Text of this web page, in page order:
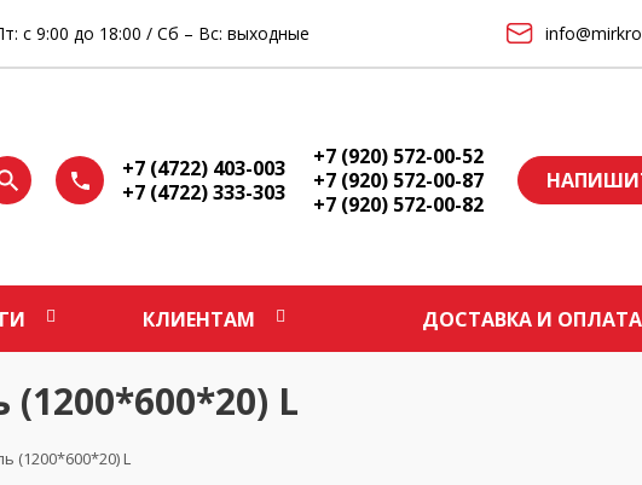
с 9:00 до 18:00 / Сб – Вс: выходные
+7 (4722) 403-003
+7 (4722) 333-303
+7 (920) 572-00-52
+7 (920) 572-00-87
+7 (920) 572-00-82
КЛИЕНТАМ ДОСТАВКА И ОПЛАТА
L
(1200*600*20) L